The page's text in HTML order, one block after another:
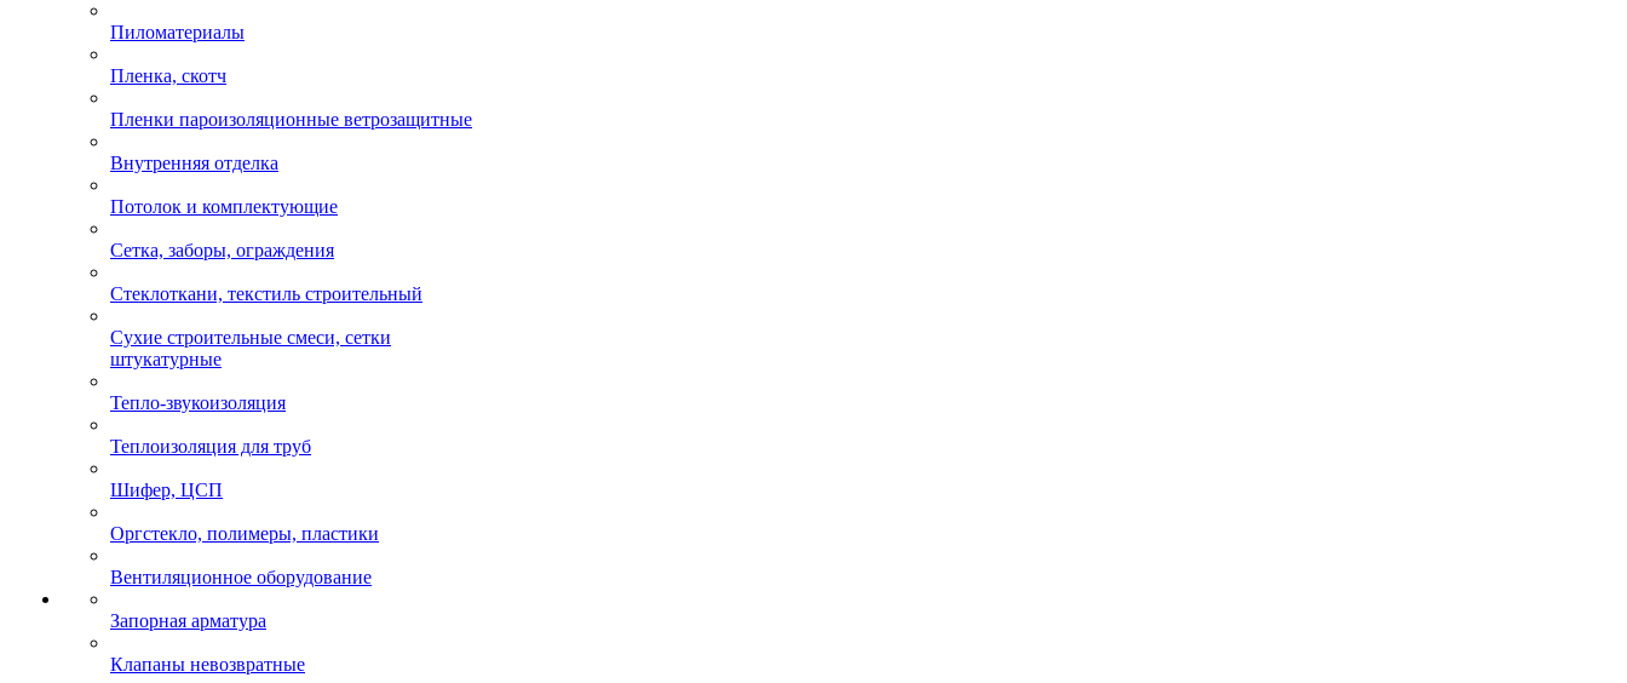
Пиломатериалы
Пленка, скотч
Пленки пароизоляционные ветрозащитные
Внутренняя отделка
Потолок и комплектующие
Сетка, заборы, ограждения
Стеклоткани, текстиль строительный
Сухие строительные смеси, сетки
штукатурные
Тепло-звукоизоляция
Теплоизоляция для труб
Шифер, ЦСП
Оргстекло, полимеры, пластики
Вентиляционное оборудование
Запорная арматура
Клапаны невозвратные